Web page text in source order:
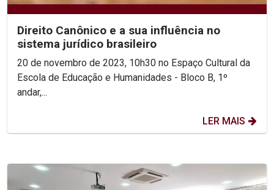
Direito Canônico e a sua influência no
sistema jurídico brasileiro
20 de novembro de 2023, 10h30 no Espaço Cultural da
Escola de Educação e Humanidades - Bloco B, 1º
andar,...
LER MAIS